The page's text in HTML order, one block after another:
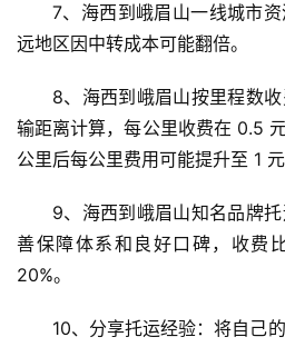
7、海西到峨眉山一线城市
远地区因中转成本可能翻倍。
8、海西到峨眉山按里程数
输距离计算，每公里收费在 0.5
公里后每公里费用可能提升至 1 元
9、海西到峨眉山知名品牌
善保障体系和良好口碑，收费
20%。
10、分享托运经验：将自己